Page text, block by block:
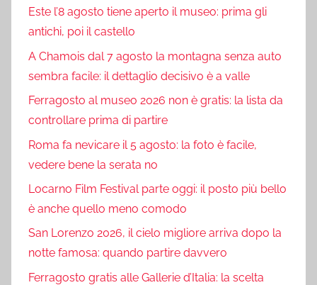
Este l’8 agosto tiene aperto il museo: prima gli
antichi, poi il castello
A Chamois dal 7 agosto la montagna senza auto
sembra facile: il dettaglio decisivo è a valle
Ferragosto al museo 2026 non è gratis: la lista da
controllare prima di partire
Roma fa nevicare il 5 agosto: la foto è facile,
vedere bene la serata no
Locarno Film Festival parte oggi: il posto più bello
è anche quello meno comodo
San Lorenzo 2026, il cielo migliore arriva dopo la
notte famosa: quando partire davvero
Ferragosto gratis alle Gallerie d’Italia: la scelta